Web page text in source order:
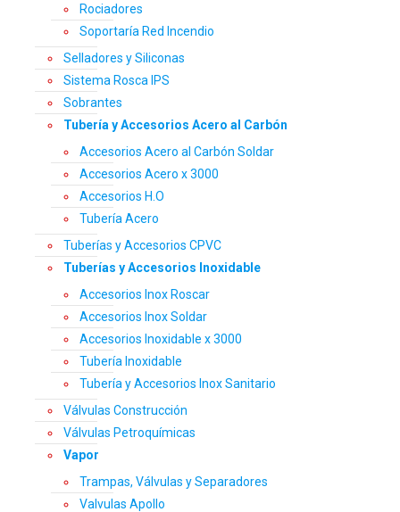
Rociadores
Soportaría Red Incendio
Selladores y Siliconas
Sistema Rosca IPS
Sobrantes
Tubería y Accesorios Acero al Carbón
Accesorios Acero al Carbón Soldar
Accesorios Acero x 3000
Accesorios H.O
Tubería Acero
Tuberías y Accesorios CPVC
Tuberías y Accesorios Inoxidable
Accesorios Inox Roscar
Accesorios Inox Soldar
Accesorios Inoxidable x 3000
Tubería Inoxidable
Tubería y Accesorios Inox Sanitario
Válvulas Construcción
Válvulas Petroquímicas
Vapor
Trampas, Válvulas y Separadores
Valvulas Apollo